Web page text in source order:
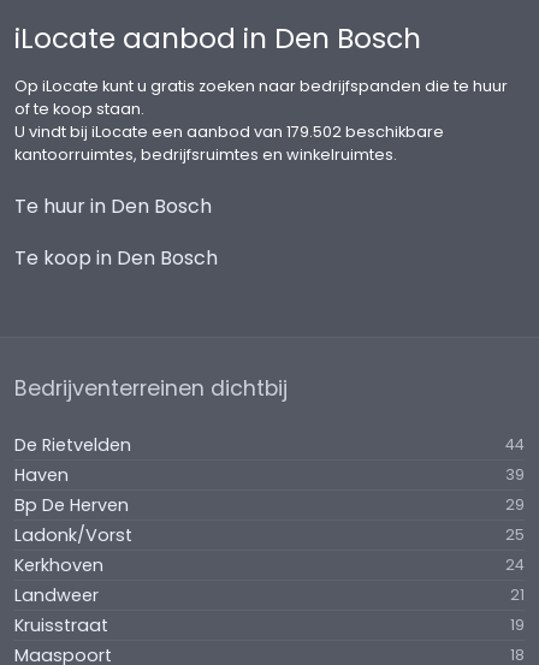
Jaarlijks, voor het eerst één jaar na
het maandprijsindexcijfer volgens de
consumentenprijsindex (CPI), reeks CPI voor alle
huishoudens (2015=100), gepubliceerd door het
SERVICEKOSTEN
Voorschotheffing: € 50,00 per m² per jaar, te
Per drie (3) maanden vooruit te voldoen.
AANVAARDING
Aanvaarding per direct.
HUUROVEREENKOMST
Conform het model opgesteld door de Raad van
Onroerende Zaken (ROZ) 2025 met bijbehorende
Algemene Bepalingen.
iLocate aanbod in Den Bosch
Op iLocate kunt u gratis zoeken naar bedrijfspanden die te huur
of te koop staan.
U vindt bij iLocate een aanbod van 179.502 beschikbare
kantoorruimtes, bedrijfsruimtes en winkelruimtes.
Te huur in Den Bosch
Te koop in Den Bosch
Bedrijventerreinen dichtbij
De Rietvelden 44
Haven 39
Bp De Herven 29
Ladonk/Vorst 25
Kerkhoven 24
Landweer 21
Kruisstraat 19
Maaspoort 18